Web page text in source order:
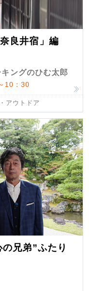
良井宿」編
ングのひむ太郎
10：30
アウトドア
兄弟”ふたり